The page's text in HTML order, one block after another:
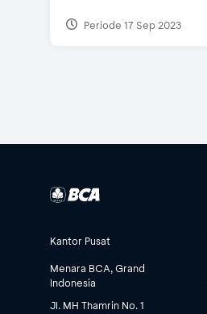
Periode 17 Sep 2023
Kantor Pusat
Menara BCA, Grand
Indonesia
Jl. MH Thamrin No. 1